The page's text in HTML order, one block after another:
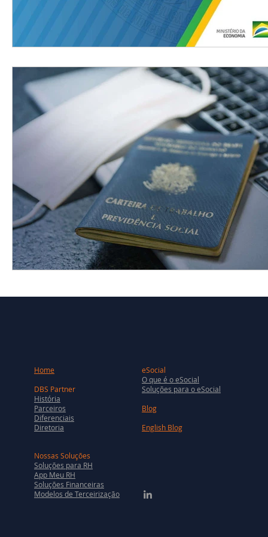
Home
DBS Partner
História
Parceiros
Diferenciais
Diretoria
eSocial
O que é o eSocial
Soluções para o eSocial
Blog
English Blog
Nossas Soluções
Soluções para RH
App Meu RH
Soluções Financeiras
Modelos de Terceirização